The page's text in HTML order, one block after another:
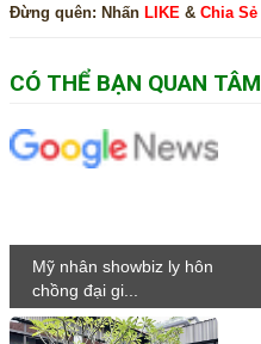
Đừng quên: Nhấn LIKE & Chia Sẻ
CÓ THỂ BẠN QUAN TÂM
Mỹ nhân showbiz ly hôn
chồng đại gi...